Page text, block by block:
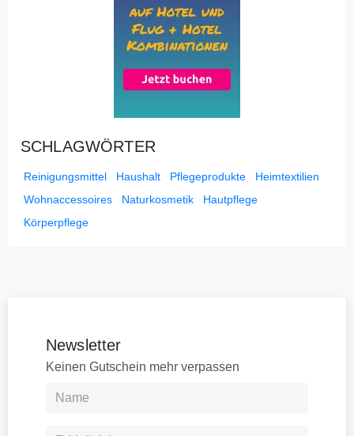
SCHLAGWÖRTER
Reinigungsmittel Haushalt Pflegeprodukte
Heimtextilien
Wohnaccessoires
Naturkosmetik
Hautpflege
Körperpflege
Newsletter
Keinen Gutschein mehr verpassen